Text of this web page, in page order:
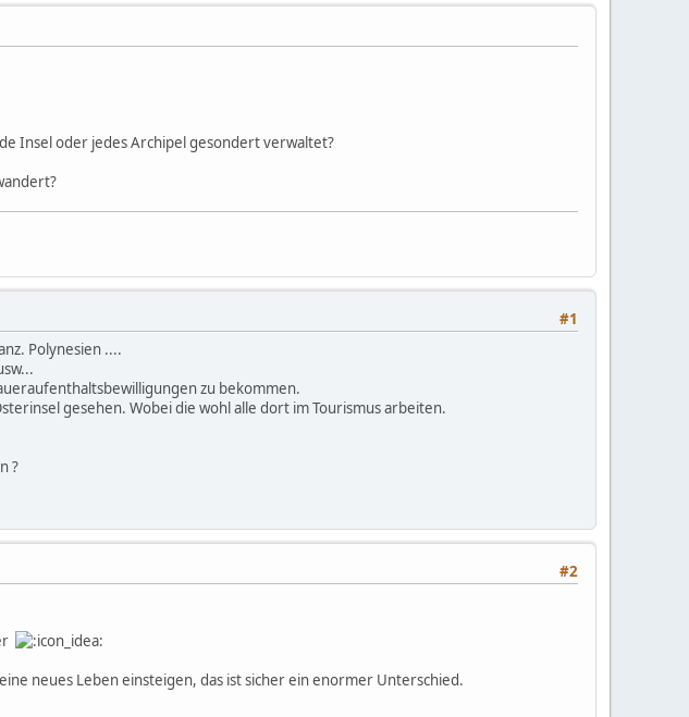
Insel oder jedes Archipel gesondert verwaltet?
#1
Polynesien ....
zu bekommen.
gesehen. Wobei die wohl alle dort im Tourismus arbeiten.
?
#2
neues Leben einsteigen, das ist sicher ein enormer Unterschied.